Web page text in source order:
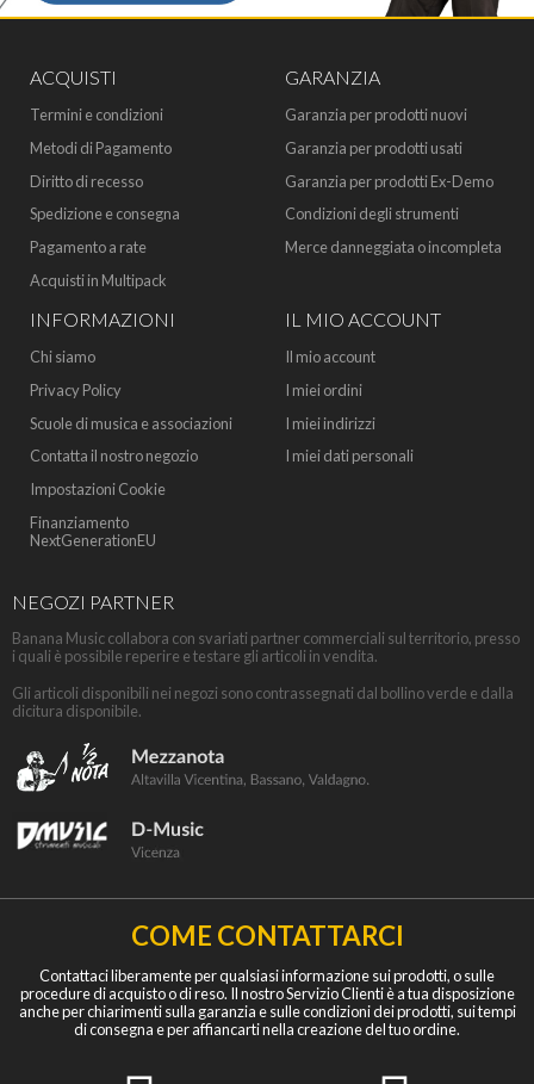
ACQUISTI
Termini e condizioni
Metodi di Pagamento
Diritto di recesso
Spedizione e consegna
Pagamento a rate
Acquisti in Multipack
GARANZIA
Garanzia per prodotti nuovi
Garanzia per prodotti usati
Garanzia per prodotti Ex-Demo
Condizioni degli strumenti
Merce danneggiata o incompleta
INFORMAZIONI
Chi siamo
Privacy Policy
Scuole di musica e associazioni
Contatta il nostro negozio
Impostazioni Cookie
Finanziamento
NextGenerationEU
IL MIO ACCOUNT
Il mio account
I miei ordini
I miei indirizzi
I miei dati personali
NEGOZI PARTNER
Banana Music collabora con svariati partner commerciali sul territorio, presso
i quali è possibile reperire e testare gli articoli in vendita.
Gli articoli disponibili nei negozi sono contrassegnati dal bollino verde e dalla
dicitura disponibile.
COME CONTATTARCI
Contattaci liberamente per qualsiasi informazione sui prodotti, o sulle
procedure di acquisto o di reso. Il nostro Servizio Clienti è a tua disposizione
anche per chiarimenti sulla garanzia e sulle condizioni dei prodotti, sui tempi
di consegna e per affiancarti nella creazione del tuo ordine.